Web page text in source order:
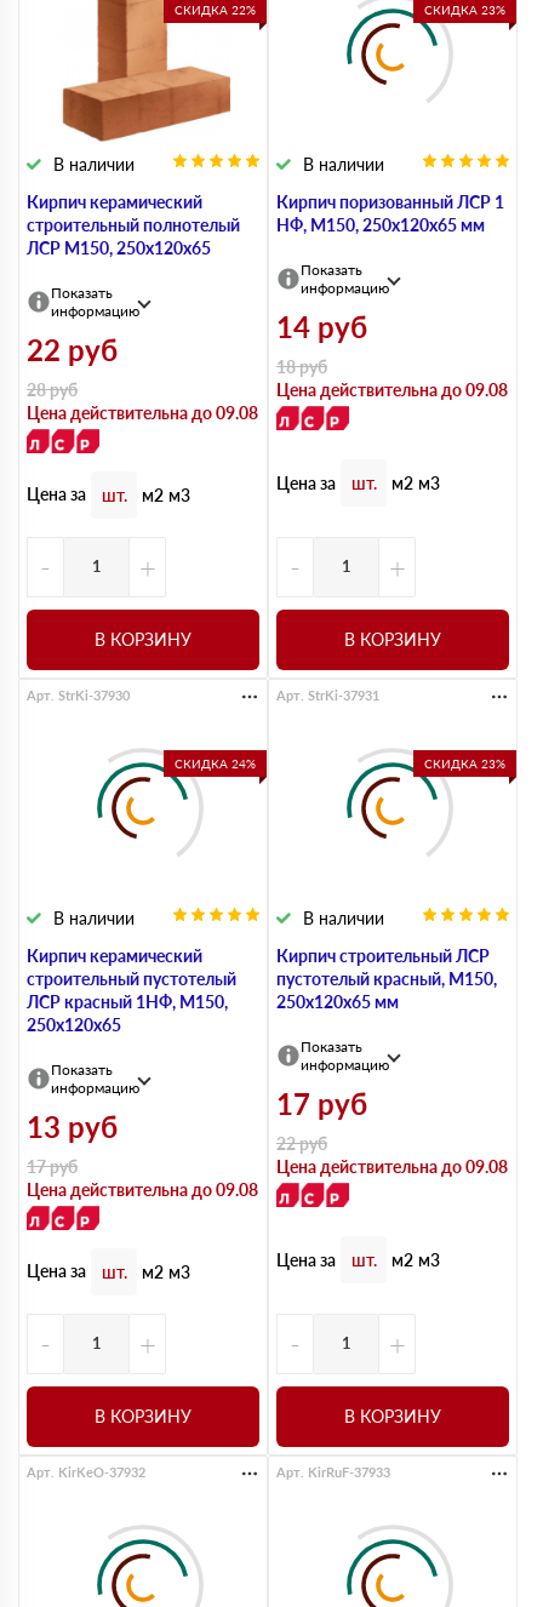
СКИДКА 22%
Кирпич керамический
строительный полнотелый
ЛСР М150, 250х120х65
В наличии
Показать
информацию
22 руб
28руб
Цена действительна до 09.08
Цена за шт. м2 м3
- +
В КОРЗИНУ
СКИДКА 23%
Кирпич поризованный ЛСР 1
НФ, М150, 250х120х65 мм
В наличии
Показать
информацию
14 руб
18руб
Цена действительна до 09.08
Цена за шт. м2 м3
- +
В КОРЗИНУ
СКИДКА 24%
Кирпич керамический
строительный пустотелый
ЛСР красный 1НФ, М150,
250х120х65
В наличии
Арт. StrKi-37930
Показать
информацию
13 руб
17руб
Цена действительна до 09.08
Цена за шт. м2 м3
- +
В КОРЗИНУ
СКИДКА 23%
Кирпич строительный ЛСР
пустотелый красный, М150,
250х120х65 мм
В наличии
Арт. StrKi-37931
Показать
информацию
17 руб
22руб
Цена действительна до 09.08
Цена за шт. м2 м3
- +
В КОРЗИНУ
Арт. KirKeO-37932 Арт. KirRuF-37933